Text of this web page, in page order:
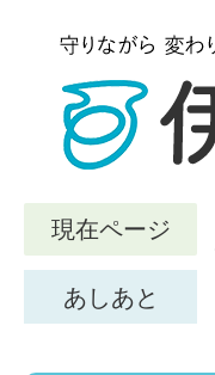
現在ページ
あしあと